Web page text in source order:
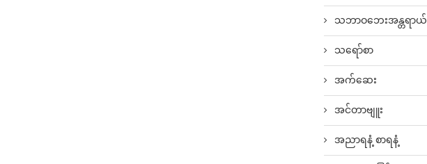
သဘာဝဘေးအန္တရာယ်
သရော်စာ
အက်ဆေး
အင်တာဗျူး
အညာရနံ့ စာရနံ့